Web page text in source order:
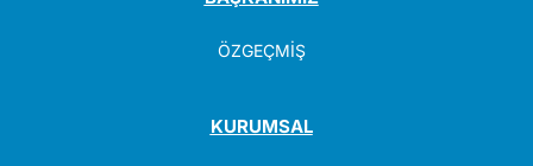
ÖZGEÇMİŞ
KURUMSAL